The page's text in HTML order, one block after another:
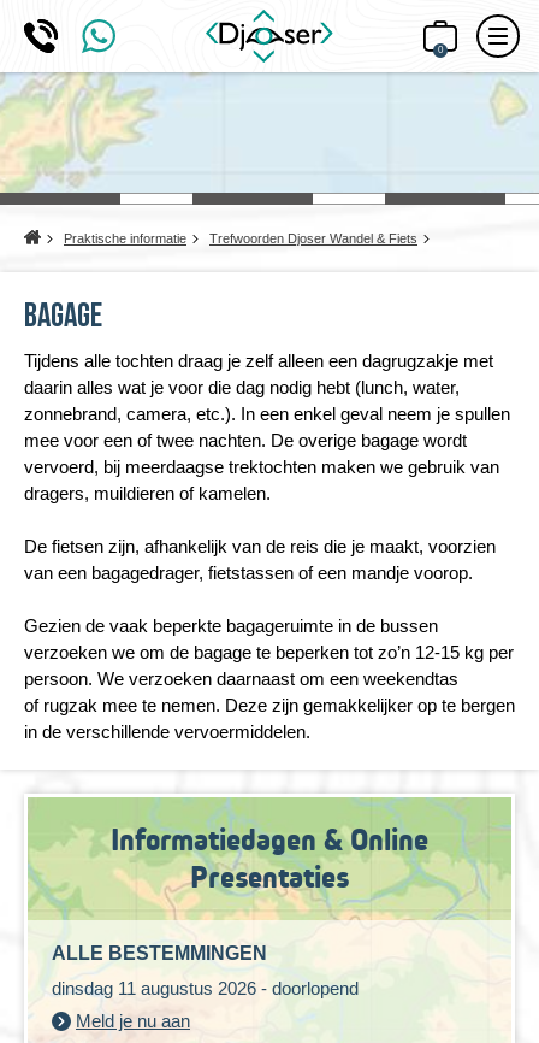
0
Home Praktische informatie Trefwoorden Djoser Wandel & Fiets
Bagage
Tijdens alle tochten draag je zelf alleen een dagrugzakje met
daarin alles wat je voor die dag nodig hebt (lunch, water,
zonnebrand, camera, etc.). In een enkel geval neem je spullen
mee voor een of twee nachten. De overige bagage wordt
vervoerd, bij meerdaagse trektochten maken we gebruik van
dragers, muildieren of kamelen.
De fietsen zijn, afhankelijk van de reis die je maakt, voorzien
van een bagagedrager, fietstassen of een mandje voorop.
Gezien de vaak beperkte bagageruimte in de bussen
verzoeken we om de bagage te beperken tot zo’n 12-15 kg per
persoon. We verzoeken daarnaast om een weekendtas
of rugzak mee te nemen. Deze zijn gemakkelijker op te bergen
in de verschillende vervoermiddelen.
Informatiedagen & Online
Presentaties
ALLE BESTEMMINGEN
dinsdag 11 augustus 2026 - doorlopend
Meld je nu aan